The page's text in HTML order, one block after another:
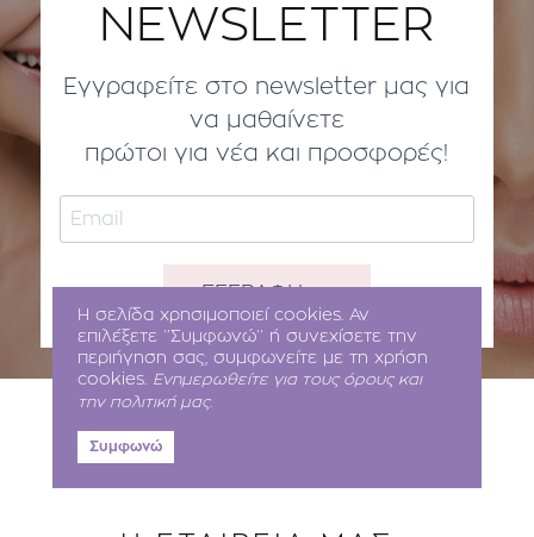
NEWSLETTER
Εγγραφείτε στο newsletter μας για
να μαθαίνετε
πρώτοι για νέα και προσφορές!
ΕΓΓΡΑΦΗ
ΠΛΗΡΟΦΟΡΙΕΣ
Η σελίδα χρησιμοποιεί cookies. Αν
επιλέξετε ‘’Συμφωνώ’’ ή συνεχίσετε την
περιήγηση σας, συμφωνείτε με τη χρήση
cookies. Ενημερωθείτε για τους όρους και
την πολιτική μας.
Συμφωνώ